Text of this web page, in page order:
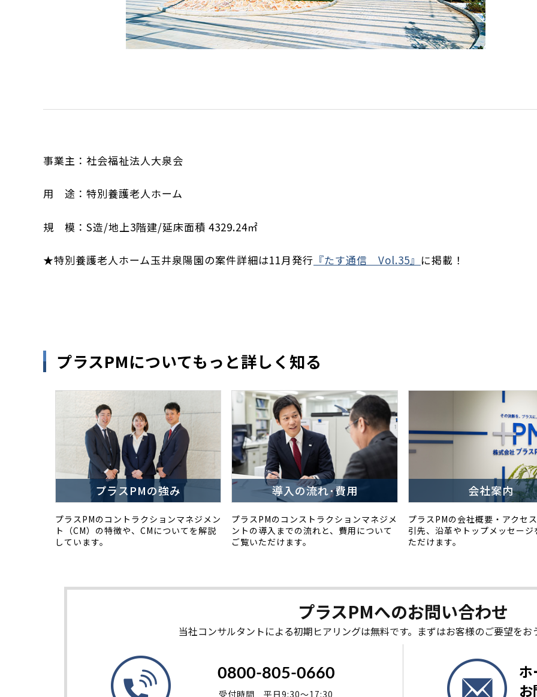
事業主：社会福祉法人大泉会
用 途：特別養護老人ホーム
規 模：S造/地上3階建/延床面積 4329.24㎡
★特別養護老人ホーム玉井泉陽園の案件詳細は11月発行 『たす通信 Vol.35』 に掲載！
プラスPMについてもっと詳しく知る
プラスPMの強み
プラスPMのコントラクションマネジメン
ト（CM）の特徴や、CMについてを解説
しています。
導入の流れ･費用
プラスPMのコンストラクションマネジメ
ントの導入までの流れと、費用について
ご覧いただけます。
会社案内
プラスPMの会社概要・アクセ
引先、沿革やトップメッセージ
ただけます。
プラスPMへのお問い合わせ
当社コンサルタントによる初期ヒアリングは無料です。まずはお客様のご要望をお
0800-805-0660
受付時間 平日9:30～17:30
ホ